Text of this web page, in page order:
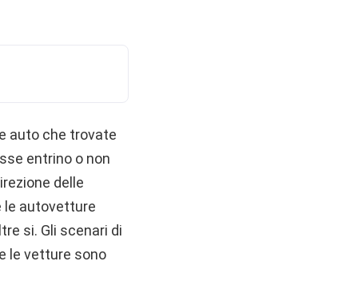
auto che trovate
entrino o non
delle
le autovetture
si. Gli scenari di
le vetture sono